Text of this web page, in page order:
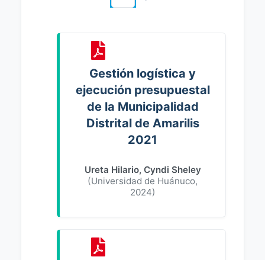
Gestión logística y
ejecución presupuestal
de la Municipalidad
Distrital de Amarilis
2021
Ureta Hilario, Cyndi Sheley
(Universidad de Huánuco,
2024)